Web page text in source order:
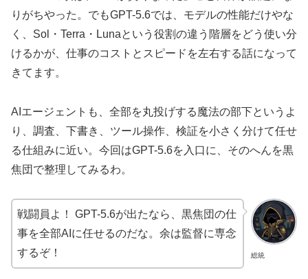
りがちやった。でもGPT-5.6では、モデルの性能だけやな
く、Sol・Terra・Lunaという役割の違う階層をどう使い分
けるかが、仕事のコストとスピードを左右する話になって
きてます。
AIエージェントも、全部を丸投げする魔法の部下というよ
り、調査、下書き、ツール操作、検証を小さく分けて任せ
る仕組みに近い。今回はGPT-5.6を入口に、そのへんを黒
焦団で整理してみるわ。
総統
戦闘員よ！ GPT-5.6が出たなら、黒焦団の仕
事を全部AIに任せるのだな。余は監督に専念
するぞ！